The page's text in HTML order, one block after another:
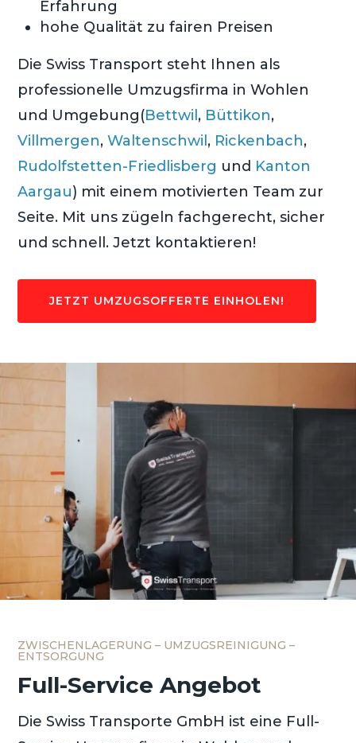
Erfahrung
hohe Qualität zu fairen Preisen
Die Swiss Transport steht Ihnen als
professionelle Umzugsfirma in Wohlen
und Umgebung(Bettwil, Büttikon,
Villmergen,Waltenschwil, Rickenbach,
Rudolfstetten-Friedlisberg und Kanton
Aargau) mit einem motivierten Team zur
Seite. Mit uns zügeln fachgerecht, sicher
und schnell. Jetzt kontaktieren!
JETZT UMZUGSOFFERTE EINHOLEN!
ZWISCHENLAGERUNG – UMZUGSREINIGUNG –
ENTSORGUNG
Full-Service Angebot
Die Swiss Transporte GmbH ist eine Full-